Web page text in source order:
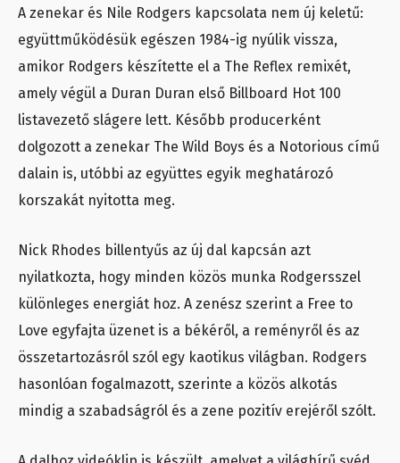
A zenekar és Nile Rodgers kapcsolata nem új keletű:
együttműködésük egészen 1984-ig nyúlik vissza,
amikor Rodgers készítette el a The Reflex remixét,
amely végül a Duran Duran első Billboard Hot 100
listavezető slágere lett. Később producerként
dolgozott a zenekar The Wild Boys és a Notorious című
dalain is, utóbbi az együttes egyik meghatározó
korszakát nyitotta meg.
Nick Rhodes billentyűs az új dal kapcsán azt
nyilatkozta, hogy minden közös munka Rodgersszel
különleges energiát hoz. A zenész szerint a Free to
Love egyfajta üzenet is a békéről, a reményről és az
összetartozásról szól egy kaotikus világban. Rodgers
hasonlóan fogalmazott, szerinte a közös alkotás
mindig a szabadságról és a zene pozitív erejéről szólt.